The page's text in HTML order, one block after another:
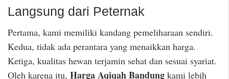
Langsung dari Peternak
Pertama, kami memiliki kandang pemeliharaan sendiri.
Kedua, tidak ada perantara yang menaikkan harga.
Ketiga, kualitas hewan terjamin sehat dan sesuai syariat.
Oleh karena itu, Harga Aqiqah Bandung kami lebih